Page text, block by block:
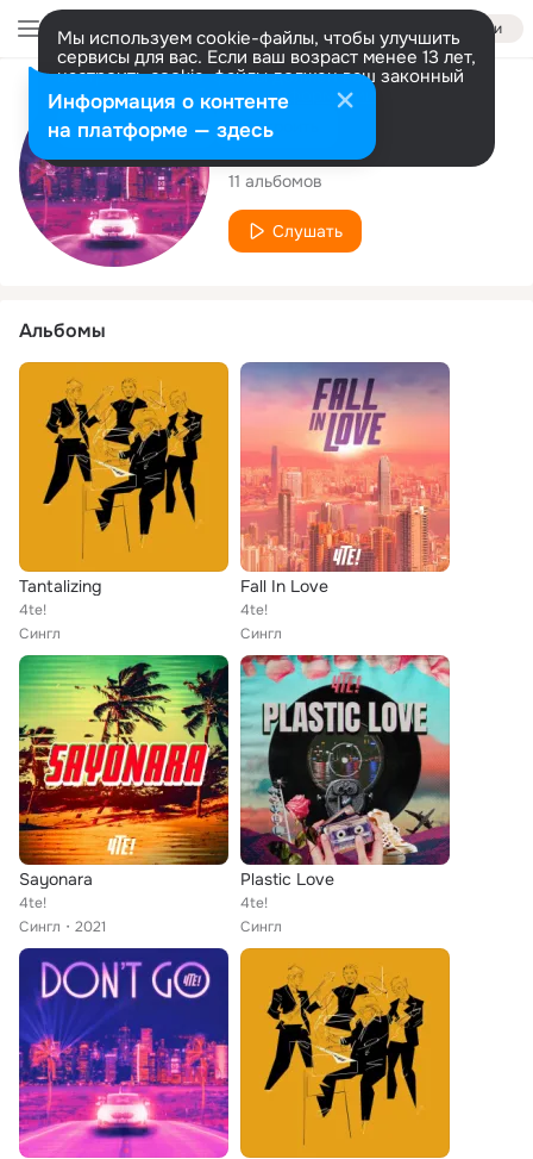
Войти
Мы используем cookie-файлы, чтобы улучшить
сервисы для вас. Если ваш возраст менее 13 лет,
настроить cookie-файлы должен ваш законный
представитель. Больше информации
Разрешить все Настроить
Исполнитель
4te!
11 альбомов
Слушать
Альбомы
Tantalizing
4te!
Сингл
Fall In Love
4te!
Сингл
Sayonara
4te!
Сингл
2021
Plastic Love
4te!
Сингл
Информация о контенте
на платформе — здесь